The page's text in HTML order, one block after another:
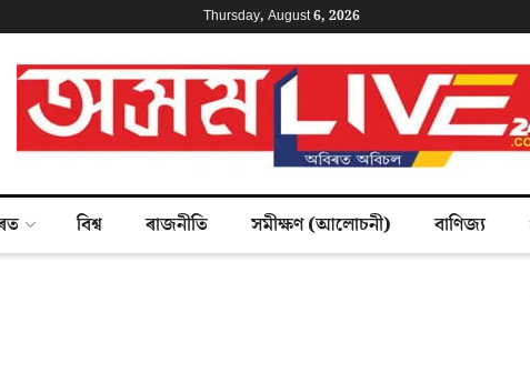
Thursday, August 6, 2026
বিশ্ব ৰাজনীতি সমীক্ষণ (আলোচনী) বাণিজ্য